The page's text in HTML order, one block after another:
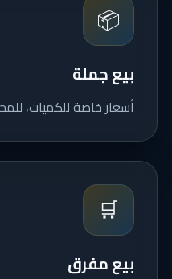
📦
بيع جملة
أسعار خاصة للكميات،
🛒
بيع مفرق